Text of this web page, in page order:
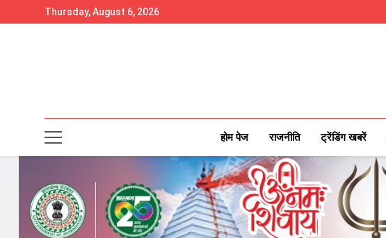
to
Thursday, August 6, 2026
होम पेज राजनीति ट्रेंडिंग खबरें